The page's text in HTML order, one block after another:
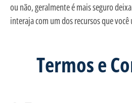
ou não, geralmente é mais seguro
interaja com um dos recursos que você
Termos e